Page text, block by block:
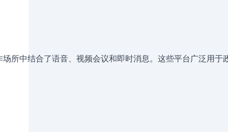
所中结合了语音、视频会议和即时消息。这些平台广泛用